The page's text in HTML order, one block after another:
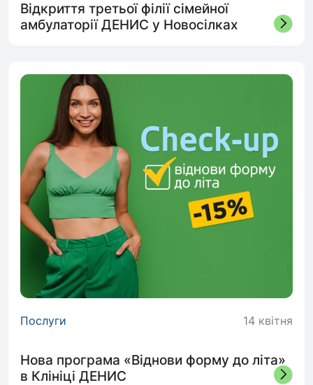
Відкриття третьої філії сімейної
амбулаторії ДЕНИС у Новосілках
Послуги 14 квітня
Нова програма «Віднови форму до літа»
в Клініці ДЕНИС